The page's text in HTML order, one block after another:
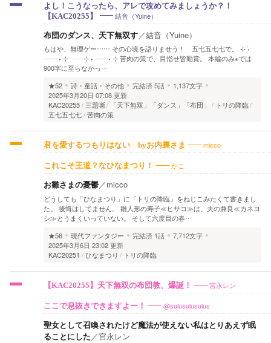
よし！こうなったら、アレで攻めてみましょうか？！
【KAC20255】
結音（Yuine）
布団のダンス、天下無双す／結音（Yuine）
もはや、無理ゲー…… その心境を語りませう！ 五七五七七で。 ⊹ ࣪˖
┈┈ ˖ ࣪⊹ ┈┈⊹ ࣪˖ ┈┈˖ ࣪⊹ 苦肉の策で、目指せ皆勤賞。 本編のみ※では
900字に至らなかっ…
★52
詩・童話・その他 完結済5話
1,137文字
2025年3月20日 07:08 更新
KAC20255 三題噺 「天下無双」「ダンス」「布団」
トリの降臨
五七五七七 苦肉の策
君を愛するつもりはない byお内裏さま micco
これこそ王道？なひなまつり！ かこ
お雛さまの憂鬱／micco
どうしても「ひなまつり」に「トリの降臨」をねじこみたくて書きまし
た。 後悔はしてません。 雛人形の寿子≪ヒサコ≫は、夫の兼良≪カネヨ
シ≫とうまくいっていない。 そして六度目の春…
★56
現代ファンタジー 完結済 1話
7,712文字
2025年3月6日 23:02 更新
KAC20251
ひなまつり トリの降臨
【KAC20255】天下無双の布団教、爆誕！ 宮永レン
ここで息抜きできますよー！ @sulusulusulus
聖女として召喚されたけど魔法が使えない私はとりあえず眠
ることにした／宮永レン